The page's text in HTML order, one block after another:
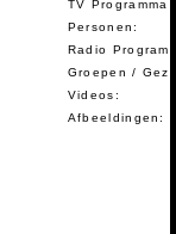
TV Programma
Personen:
Radio
Groepen /
Videos:
Afbeeldingen: